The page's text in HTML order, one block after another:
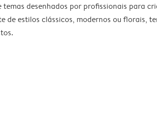
desenhados por profissionais para
de estilos clássicos, modernos ou florais,